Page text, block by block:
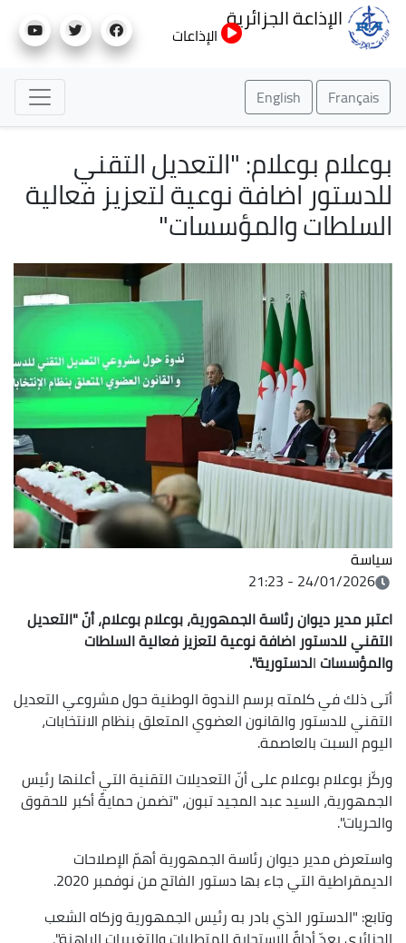
إلى
الإذاعة الجزائرية
الإذاعات
Français
English
بوعلام بوعلام: "التعديل التقني
للدستور اضافة نوعية لتعزيز فعالية
السلطات والمؤسسات"
سياسة
24/01/2026 - 21:23
اعتبر مدير ديوان رئاسة الجمهورية، بوعلام بوعلام، أنّ "التعديل
التقني للدستور اضافة نوعية لتعزيز فعالية السلطات
والمؤسساتالدستورية".
أتى ذلك في كلمته برسم الندوة الوطنية حول مشروعي التعديل
التقني للدستور والقانون العضوي المتعلق بنظام الانتخابات،
اليوم السبت بالعاصمة.
وركّز بوعلام بوعلام على أنّ التعديلات التقنية التي أعلنها رئيس
الجمهورية، السيد عبد المجيد تبون، "تضمن حمايةً أكبر للحقوق
والحريات".
واستعرض مدير ديوان رئاسة الجمهورية أهمّ الإصلاحات
الديمقراطية التي جاء بها دستور الفاتح من نوفمبر 2020.
وتابع: "الدستور الذي بادر به رئيس الجمهورية وزكاه الشعب